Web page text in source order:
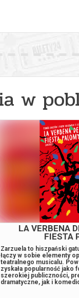
w
LA VERBENA
FIESTA
Zarzuela to hiszpański
łączy w sobie elementy
teatralnego musicalu.
zyskała popularność jako
szerokiej publiczności,
dramatyczne, jak i